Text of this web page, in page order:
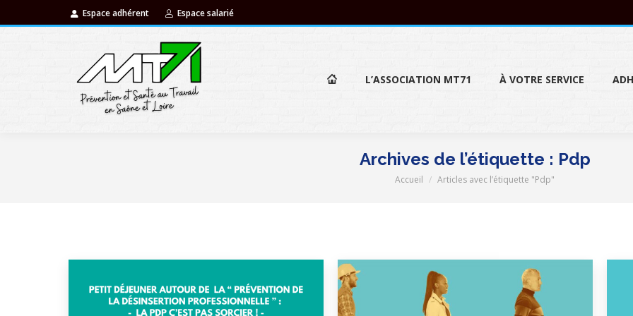
Espace adhérent Espace salarié
L’ASSOCIATION MT71 À VOTRE SERVICE
Archives de l’étiquette : Pdp
Vous êtes ici :
Accueil Articles avec l’étiquette "Pdp"